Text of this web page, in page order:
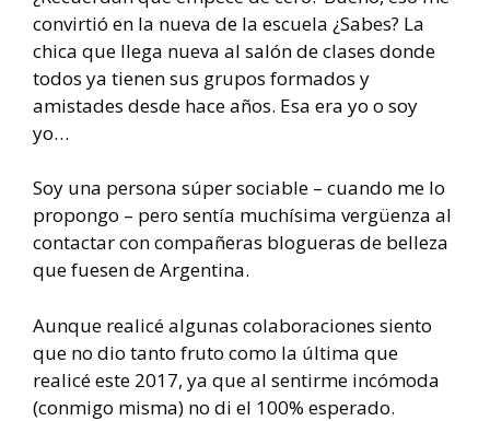
convirtió en la nueva de la escuela ¿Sabes? La
chica que llega nueva al salón de clases donde
todos ya tienen sus grupos formados y
amistades desde hace años. Esa era yo o soy
yo…
Soy una persona súper sociable – cuando me lo
propongo – pero sentía muchísima vergüenza al
contactar con compañeras blogueras de belleza
que fuesen de Argentina.
Aunque realicé algunas colaboraciones siento
que no dio tanto fruto como la última que
realicé este 2017, ya que al sentirme incómoda
(conmigo misma) no di el 100% esperado.